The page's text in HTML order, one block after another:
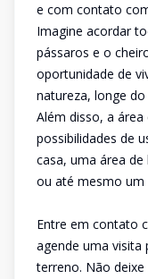
e com contato
Imagine acordar
pássaros e o
oportunidade de
natureza, longe
Além disso, a
possibilidades de
casa, uma área
ou até mesmo um
Entre em contato
agende uma visita
terreno. Não